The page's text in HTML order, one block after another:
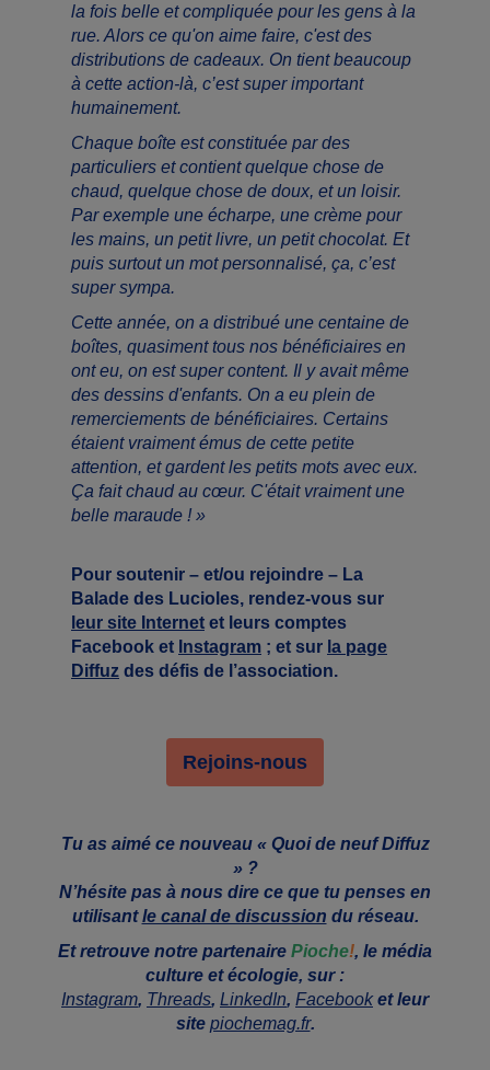
la fois belle et compliquée pour les gens à la
rue. Alors ce qu'on aime faire, c'est des
distributions de cadeaux. On tient beaucoup
à cette action-là, c’est super important
humainement.
Chaque boîte est constituée par des
particuliers et contient quelque chose de
chaud, quelque chose de doux, et un loisir.
Par exemple une écharpe, une crème pour
les mains, un petit livre, un petit chocolat. Et
puis surtout un mot personnalisé, ça, c’est
super sympa.
Cette année, on a distribué une centaine de
boîtes, quasiment tous nos bénéficiaires en
ont eu, on est super content. Il y avait même
des dessins d'enfants. On a eu plein de
remerciements de bénéficiaires. Certains
étaient vraiment émus de cette petite
attention, et gardent les petits mots avec eux.
Ça fait chaud au cœur. C'était vraiment une
belle maraude ! »
Pour soutenir – et/ou rejoindre – La
Balade des Lucioles, rendez-vous sur
leur site Internet et leurs comptes
Facebook et Instagram ; et sur la page
Diffuz des défis de l’association.
Rejoins-nous
Tu as aimé ce nouveau « Quoi de neuf Diffuz
» ?
N’hésite pas à nous dire ce que tu penses en
utilisantle canal de discussion du réseau.
Et retrouve notre partenaire Pioche!, le média
culture et écologie, sur :
Instagram, Threads, LinkedIn, Facebooket leur
site piochemag.fr.